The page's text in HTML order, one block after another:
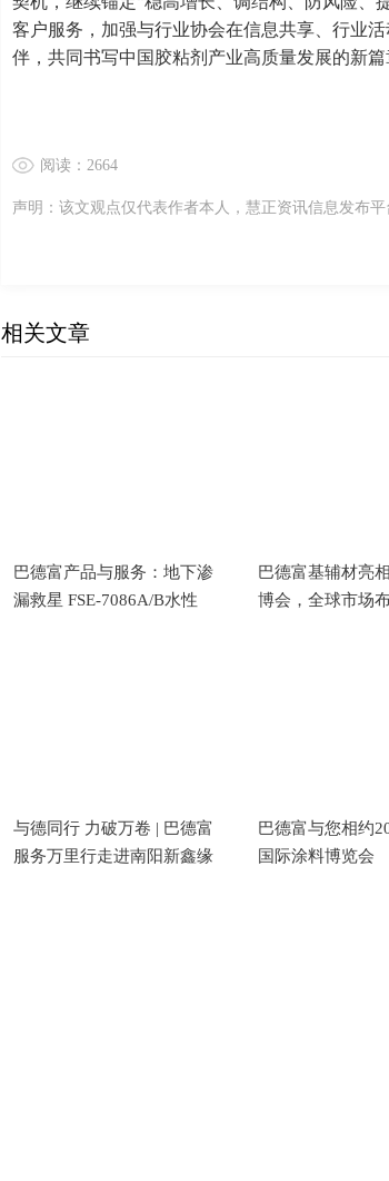
客户服务，加强与行业协会在信息共享、行业
伴，共同书写中国胶粘剂产业高质量发展的新篇
阅读：2664
声明：该文观点仅代表作者本人，慧正资讯信息发布
相关文章
巴德富产品与服务：地下渗
漏救星 FSE-7086A/B水性
巴德富基辅材亮
博会，全球市场
与德同行 力破万卷 | 巴德富
服务万里行走进南阳新鑫缘
巴德富与您相约
国际涂料博览会